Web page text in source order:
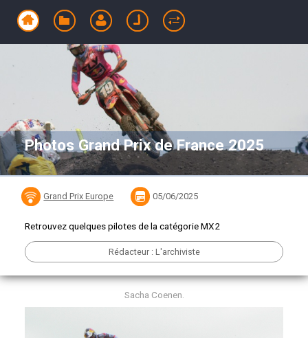
Photos Grand Prix de France 2025
Grand Prix Europe 05/06/2025
Retrouvez quelques pilotes de la catégorie MX2
Rédacteur : L'archiviste
Sacha Coenen.